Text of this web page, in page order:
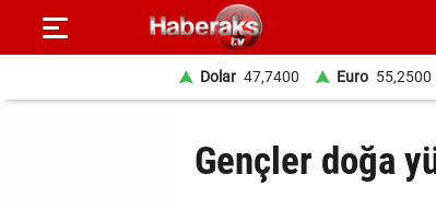
Dolar 47,7400 Euro 55,2500
Gençler doğa